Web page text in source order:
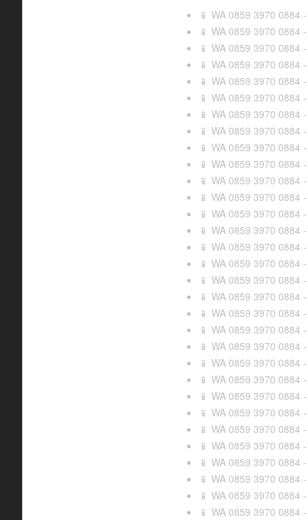
📱 WA 0859 3970 0884
📱 WA 0859 3970 0884
📱 WA 0859 3970 0884
📱 WA 0859 3970 0884
📱 WA 0859 3970 0884
📱 WA 0859 3970 0884
📱 WA 0859 3970 0884
📱 WA 0859 3970 0884
📱 WA 0859 3970 0884
📱 WA 0859 3970 0884
📱 WA 0859 3970 0884
📱 WA 0859 3970 0884
📱 WA 0859 3970 0884
📱 WA 0859 3970 0884
📱 WA 0859 3970 0884
📱 WA 0859 3970 0884
📱 WA 0859 3970 0884
📱 WA 0859 3970 0884
📱 WA 0859 3970 0884
📱 WA 0859 3970 0884
📱 WA 0859 3970 0884
📱 WA 0859 3970 0884
📱 WA 0859 3970 0884
📱 WA 0859 3970 0884
📱 WA 0859 3970 0884
📱 WA 0859 3970 0884
📱 WA 0859 3970 0884
📱 WA 0859 3970 0884
📱 WA 0859 3970 0884
📱 WA 0859 3970 0884
📱 WA 0859 3970 0884